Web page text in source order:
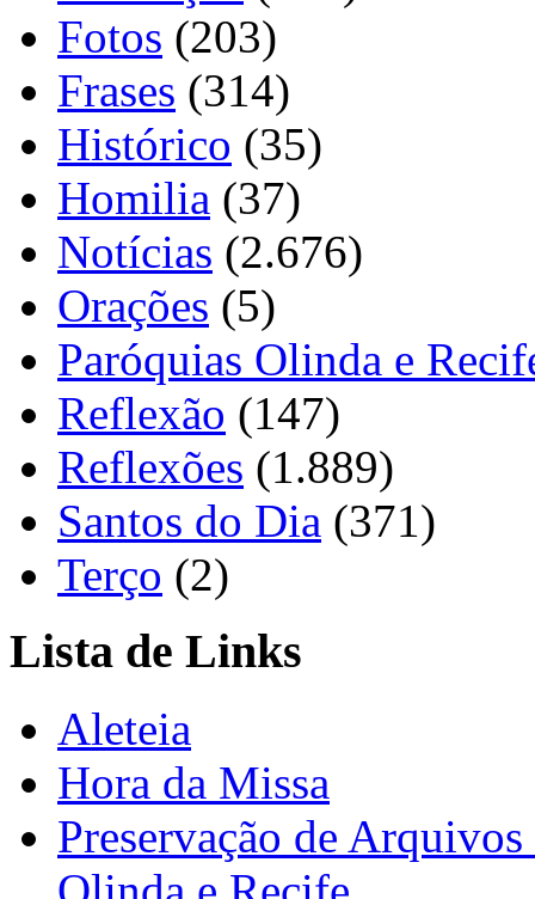
Fotos (203)
Frases (314)
Histórico (35)
Homilia (37)
Notícias (2.676)
Orações (5)
Paróquias Olinda e
Reflexão (147)
Reflexões (1.889)
Santos do Dia (371)
Terço (2)
Lista de Links
Aleteia
Hora da Missa
Preservação de